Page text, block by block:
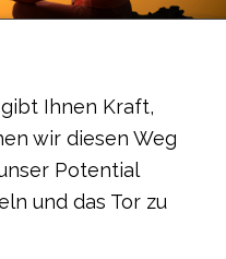
Ihnen Kraft,
wir diesen Weg
Potential
und das Tor zu